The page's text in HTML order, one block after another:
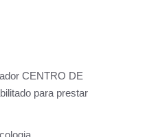
CENTRO DE
para prestar